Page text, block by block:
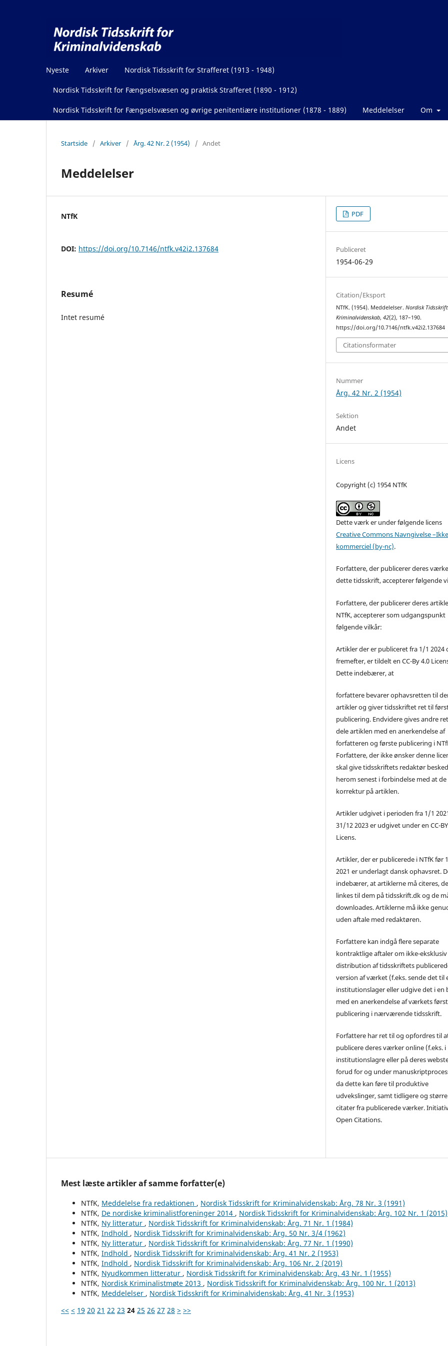
Nyeste Arkiver Nordisk Tidsskrift for Strafferet (1913 - 1948)
Nordisk Tidsskrift for Fængselsvæsen og praktisk Strafferet (1890 - 1912)
Nordisk Tidsskrift for Fængselsvæsen og øvrige penitentiære institutioner (1878 - 1889) Meddelelser Om
Startside / Arkiver / Årg. 42 Nr. 2 (1954) / Andet
Meddelelser
NTfK
DOI: https://doi.org/10.7146/ntfk.v42i2.137684
Resumé
Intet resumé
PDF
Publiceret
1954-06-29
Citation/Eksport
NTfK. (1954). Meddelelser.Nordisk
Kriminalvidenskab,42(2), 187–190.
https://doi.org/10.7146/ntfk.v42i2.137684
Citationsformater
Nummer
Årg. 42 Nr. 2 (1954)
Sektion
Andet
Licens
Copyright (c) 1954 NTfK
Dette værk er under følgende licens
Creative Commons Navngivelse
kommerciel (by-nc).
Forfattere, der publicerer deres
dette tidsskrift, accepterer følgende
Forfattere, der publicerer deres
NTfK, accepterer som udgangspunkt
følgende vilkår:
Artikler der er publiceret fra 1/1 2024
fremefter, er tildelt en CC-By 4.0
Dette indebærer, at
forfattere bevarer ophavsretten til
artikler og giver tidsskriftet ret til
publicering. Endvidere gives andre
dele artiklen med en anerkendelse af
forfatteren og første publicering i
Forfattere, der ikke ønsker denne
skal give tidsskriftets redaktør besked
herom senest i forbindelse med at
korrektur på artiklen.
Artikler udgivet i perioden fra 1/1
31/12 2023 er udgivet under en CC-
Licens.
Artikler, der er publicerede i NTfK før
2021 er underlagt dansk ophavsret.
indebærer, at artiklerne må citeres,
linkes til dem på tidsskrift.dk og de
downloades. Artiklerne må ikke
uden aftale med redaktøren.
Forfattere kan indgå flere separate
kontraktlige aftaler om ikke-eksklusiv
distribution af tidsskriftets
version af værket (f.eks. sende det til
institutionslager eller udgive det i en
med en anerkendelse af værkets
publicering i nærværende tidsskrift.
Forfattere har ret til og opfordres til
publicere deres værker online (f.eks. i
institutionslagre eller på deres
forud for og under
da dette kan føre til produktive
udvekslinger, samt tidligere og større
citater fra publicerede værker.
Open Citations.
Mest læste artikler af samme forfatter(e)
NTfK, Meddelelse fra redaktionen , Nordisk Tidsskrift for Kriminalvidenskab: Årg. 78 Nr. 3 (1991)
NTfK, De nordiske kriminalistforeninger 2014 , Nordisk Tidsskrift for Kriminalvidenskab: Årg. 102 Nr. 1 (2015)
NTfK, Ny litteratur , Nordisk Tidsskrift for Kriminalvidenskab: Årg. 71 Nr. 1 (1984)
NTfK, Indhold , Nordisk Tidsskrift for Kriminalvidenskab: Årg. 50 Nr. 3/4 (1962)
NTfK, Ny litteratur , Nordisk Tidsskrift for Kriminalvidenskab: Årg. 77 Nr. 1 (1990)
NTfK, Indhold , Nordisk Tidsskrift for Kriminalvidenskab: Årg. 41 Nr. 2 (1953)
NTfK, Indhold , Nordisk Tidsskrift for Kriminalvidenskab: Årg. 106 Nr. 2 (2019)
NTfK, Nyudkommen litteratur , Nordisk Tidsskrift for Kriminalvidenskab: Årg. 43 Nr. 1 (1955)
NTfK, Nordisk Kriminalistmøte 2013 , Nordisk Tidsskrift for Kriminalvidenskab: Årg. 100 Nr. 1 (2013)
NTfK, Meddelelser , Nordisk Tidsskrift for Kriminalvidenskab: Årg. 41 Nr. 3 (1953)
<< < 19 20 21 22 23 24 25 26 27 28 > >>